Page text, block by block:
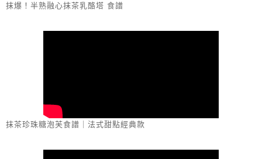
抹爆！半熟融心抹茶乳酪塔 食譜
抹茶珍珠糖泡芙食譜｜法式甜點經典款